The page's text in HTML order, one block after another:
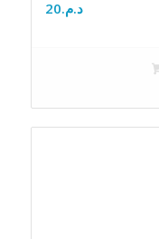
د.م.20